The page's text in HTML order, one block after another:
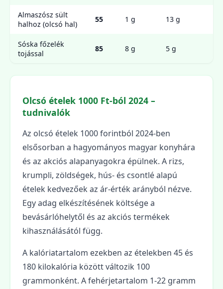
Almaszósz sült
halhoz (olcsó hal)
55 1 g 13 g
Sóska főzelék
tojással
85 8 g 5 g
Olcsó ételek 1000 Ft-ból 2024 –
tudnivalók
Az olcsó ételek 1000 forintból 2024-ben
elsősorban a hagyományos magyar konyhára
és az akciós alapanyagokra épülnek. A rizs,
krumpli, zöldségek, hús- és csontlé alapú
ételek kedvezőek az ár-érték arányból nézve.
Egy adag elkészítésének költsége a
bevásárlóhelytől és az akciós termékek
kihasználásától függ.
A kalóriatartalom ezekben az ételekben 45 és
180 kilokalória között változik 100
grammonként. A fehérjetartalom 1-22 gramm